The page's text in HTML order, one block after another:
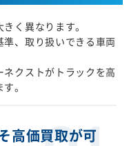
く異なります。
、取り扱いできる車両
クストがトラックを高
。
高価買取が可